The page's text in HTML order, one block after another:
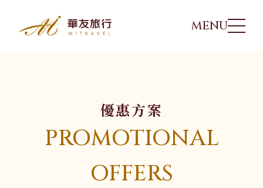
MENU
優惠方案
PROMOTIONAL
OFFERS